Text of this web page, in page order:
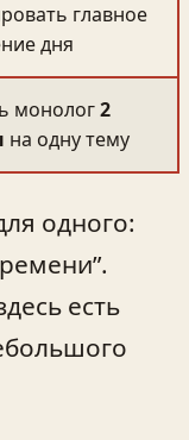
главное
дня
монолог2
на одну тему
одного:
есть